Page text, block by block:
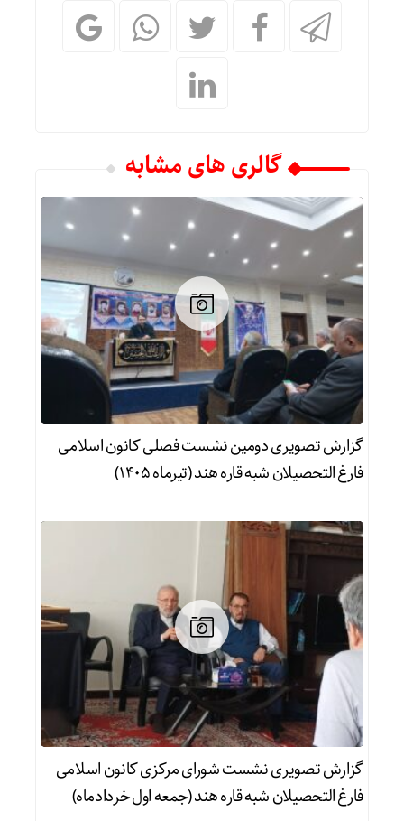
گالری های مشابه
گزارش تصویری دومین نشست فصلی کانون اسلامی
فارغ التحصیلان شبه قاره هند (تیرماه 1405)
گزارش تصویری نشست شورای مرکزی کانون اسلامی
فارغ التحصیلان شبه قاره هند (جمعه اول خردادماه)